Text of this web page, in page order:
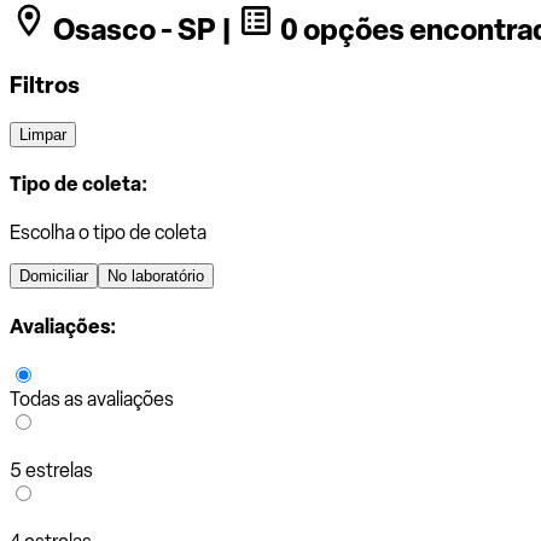
Osasco - SP | 0 opções
Filtros
Limpar
Tipo de coleta:
Escolha o tipo de coleta
Domiciliar No laboratório
Avaliações:
Todas as avaliações
5 estrelas